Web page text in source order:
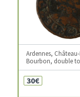
Ardennes,
Bourbon, double
30€